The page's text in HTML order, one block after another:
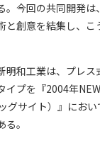
。今回の共同開発は
と創意を結集し、こ
明和工業は、プレス
イプを『2004年
グサイト）』におい
。